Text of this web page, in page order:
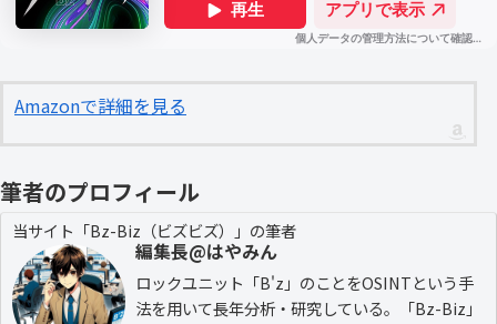
Amazonで詳細を見る
筆者のプロフィール
当サイト「Bz-Biz（ビズビズ）」の筆者
編集長@はやみん
ロックユニット「B'z」のことをOSINTという手
法を用いて長年分析・研究している。「Bz-Biz」